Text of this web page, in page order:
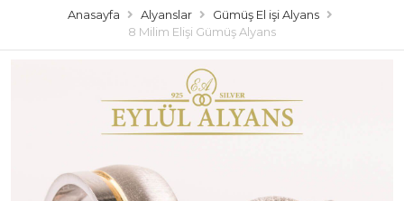
Anasayfa Alyanslar
Gümüş El işi Alyans
8 Milim Elişi Gümüş Alyans